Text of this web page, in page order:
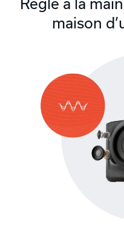
maison